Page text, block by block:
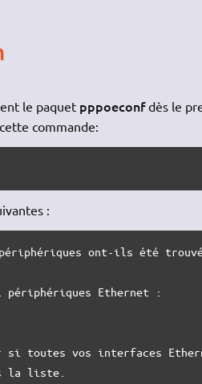
le paquet pppoeconfdès le
commande:
:
ont-ils été
périphériques Ethernet :
si toutes vos interfaces
dans la liste.